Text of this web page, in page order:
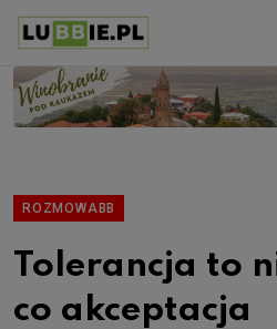
ROZMOWABB
Tolerancja to
co akceptacja